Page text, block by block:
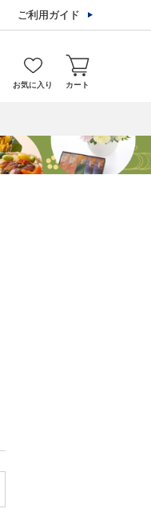
ご利用ガイド
お気に入り カート